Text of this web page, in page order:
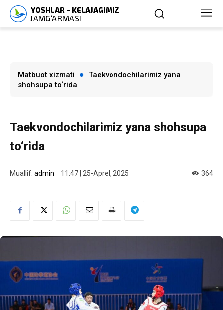
Matbuot xizmati
Taekvondochilarimiz yana
shohsupa to‘rida
Taekvondochilarimiz yana shohsupa
to‘rida
Muallif: admin 11:47 | 25-Aprel, 2025 364